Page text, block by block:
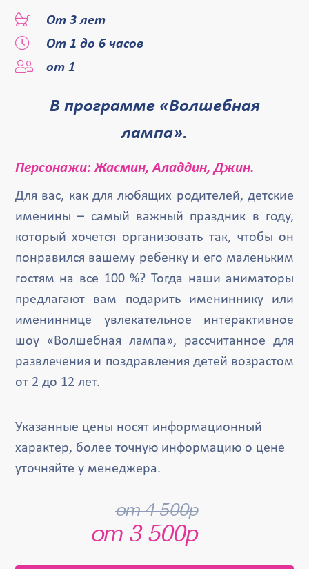
От 3 лет
От 1 до 6 часов
от 1
В программе «Волшебная
лампа».
Персонажи: Жасмин, Аладдин, Джин.
Для вас, как для любящих родителей, детские
именины – самый важный праздник в году,
который хочется организовать так, чтобы он
понравился вашему ребенку и его маленьким
гостям на все 100 %? Тогда наши аниматоры
предлагают вам подарить имениннику или
имениннице увлекательное интерактивное
шоу «Волшебная лампа», рассчитанное для
развлечения и поздравления детей возрастом
от 2 до 12 лет.
Указанные цены носят информационный
характер, более точную информацию о цене
уточняйте у менеджера.
от 4 500р
от 3 500р